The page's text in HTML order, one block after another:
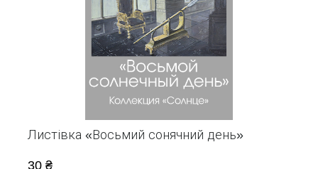
Листівка «Восьмий сонячний день»
30 ₴